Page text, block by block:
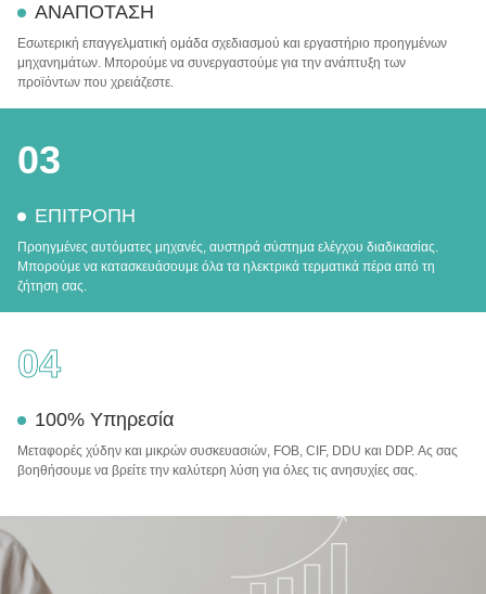
ΑΝΑΠΟΤΑΣΗ
Εσωτερική επαγγελματική ομάδα σχεδιασμού και εργαστήριο προηγμένων
μηχανημάτων. Μπορούμε να συνεργαστούμε για την ανάπτυξη των
προϊόντων που χρειάζεστε.
03
ΕΠΙΤΡΟΠΗ
Προηγμένες αυτόματες μηχανές, αυστηρά σύστημα ελέγχου διαδικασίας.
Μπορούμε να κατασκευάσουμε όλα τα ηλεκτρικά τερματικά πέρα από τη
ζήτηση σας.
04
100% Υπηρεσία
Μεταφορές χύδην και μικρών συσκευασιών, FOB, CIF, DDU και DDP. Ας σας
βοηθήσουμε να βρείτε την καλύτερη λύση για όλες τις ανησυχίες σας.